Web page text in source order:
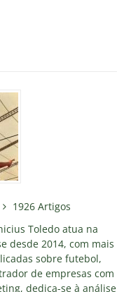
1926 Artigos
Toledo atua na
desde 2014, com mais
sobre futebol,
de empresas com
dedica-se à análise